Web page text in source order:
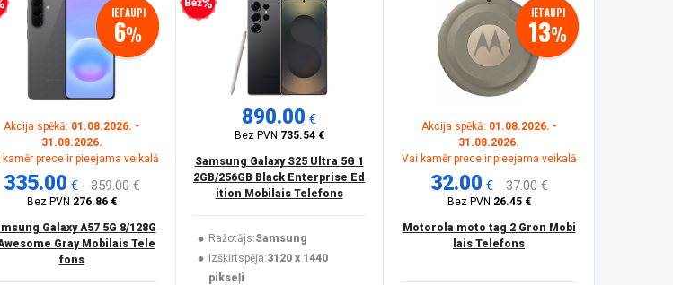
kredīts IETAUPI
6%
Akcija spēkā: 01.08.2026. -
31.08.2026.
kamēr prece ir pieejama veikalā
335.00 € 359.00 €
Bez PVN 276.86 €
Galaxy A57 5G 8/128G
Gray Mobilais Tele
fons
Bezprocentu kredīts
890.00 €
Bez PVN 735.54 €
Samsung Galaxy S25 Ultra 5G 1
2GB/256GB Black Enterprise Ed
ition Mobilais Telefons
Ražotājs:Samsung
Izšķirtspēja:3120 x 1440
pikseļi
IETAUPI
13%
Akcija spēkā: 01.08.2026. -
31.08.2026.
Vai kamēr prece ir pieejama veikalā
32.00 € 37.00 €
Bez PVN 26.45 €
Motorola moto tag 2 Gron Mobi
lais Telefons